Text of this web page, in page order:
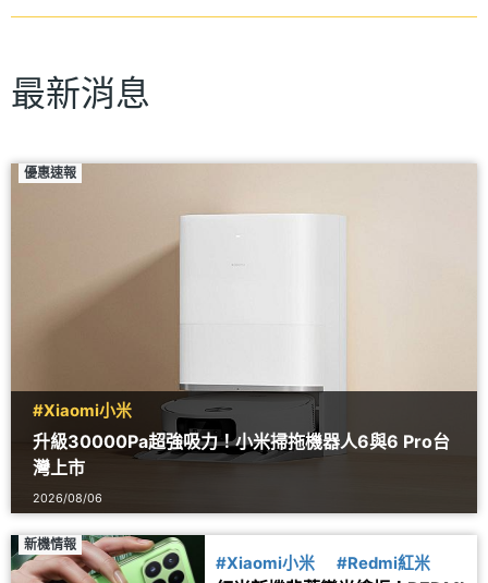
最新消息
優惠速報
#Xiaomi小米
升級30000Pa超強吸力！小米掃拖機器人6與6 Pro台
灣上市
2026/08/06
新機情報
#Xiaomi小米 #Redmi紅米